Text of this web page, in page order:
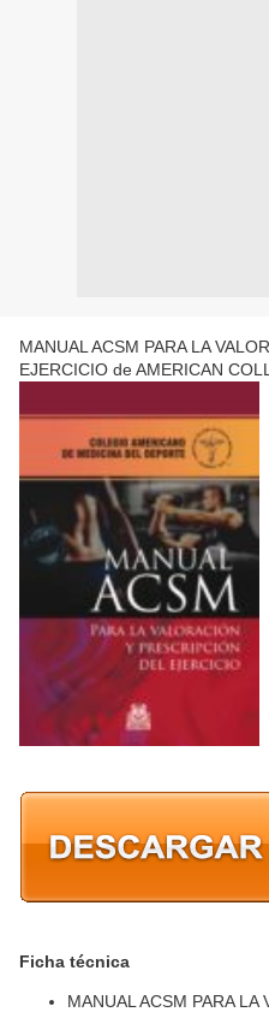
MANUAL ACSM PARA LA
EJERCICIO de AMERICAN
Ficha técnica
MANUAL ACSM PARA LA